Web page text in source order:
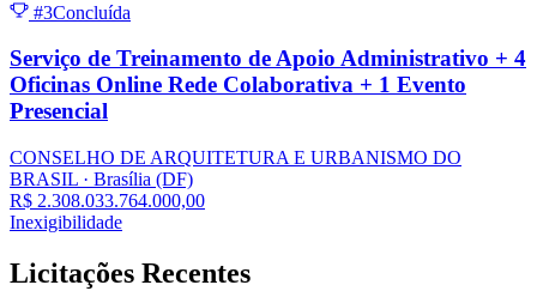
#3Concluída
Serviço de Treinamento de Apoio Administrativo + 4
Oficinas Online Rede Colaborativa + 1 Evento
Presencial
CONSELHO DE ARQUITETURA E URBANISMO DO
BRASIL · Brasília (DF)
R$ 2.308.033.764.000,00
Inexigibilidade
Licitações Recentes